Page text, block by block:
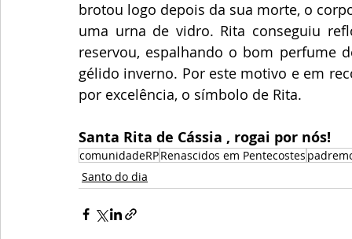
brotou logo depois da sua morte, o
uma urna de vidro. Rita conseguiu
reservou, espalhando o bom perfume
gélido inverno. Por este motivo e em
por excelência, o símbolo de Rita.
Santa Rita de Cássia , rogai por nós!
comunidadeRPRenascidos em Pentecostes
Santo do dia